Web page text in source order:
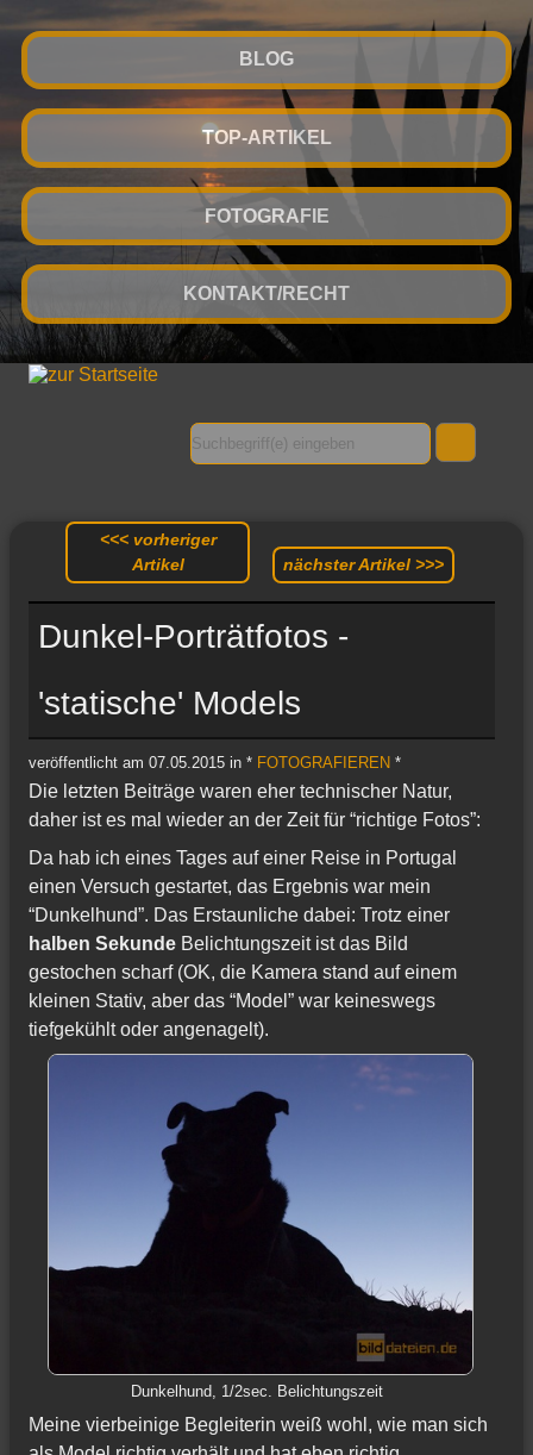
BLOG
TOP-ARTIKEL
FOTOGRAFIE
KONTAKT/RECHT
<<< vorheriger
Artikel
nächster Artikel >>>
Dunkel-Porträtfotos -
'statische' Models
veröffentlicht am 07.05.2015 in * FOTOGRAFIEREN *
Die letzten Beiträge waren eher technischer Natur,
daher ist es mal wieder an der Zeit für “richtige Fotos”:
Da hab ich eines Tages auf einer Reise in Portugal
einen Versuch gestartet, das Ergebnis war mein
“Dunkelhund”. Das Erstaunliche dabei: Trotz einer
halben Sekunde Belichtungszeit ist das Bild
gestochen scharf (OK, die Kamera stand auf einem
kleinen Stativ, aber das “Model” war keineswegs
tiefgekühlt oder angenagelt).
Dunkelhund, 1/2sec. Belichtungszeit
Meine vierbeinige Begleiterin weiß wohl, wie man sich